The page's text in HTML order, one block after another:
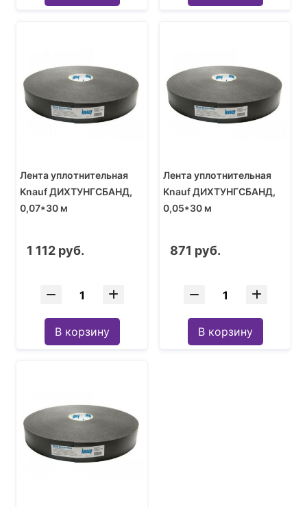
Лента уплотнительная
Knauf ДИХТУНГСБАНД,
0,07*30 м
1 112 руб.
В корзину
Лента уплотнительная
Knauf ДИХТУНГСБАНД,
0,05*30 м
871 руб.
В корзину